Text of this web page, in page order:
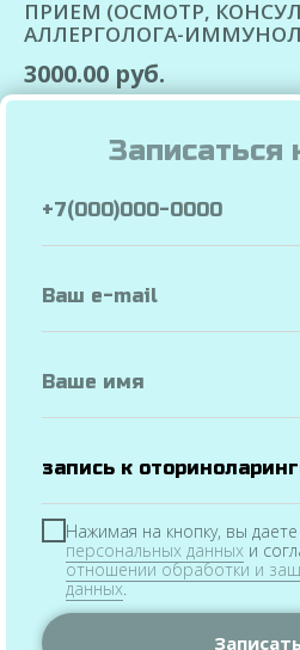
ПРИЕМ (ОСМОТР,
АЛЛЕРГОЛОГА-
3000.00 руб.
B01.002.002
ПРИЕМ (ОСМОТР,
АЛЛЕРГОЛОГА-
2700.00 руб.
Записаться
Записаться
Нажимая на кнопку, вы даете
персональных данных и
отношении обработки и
данных.
Услуги и цены